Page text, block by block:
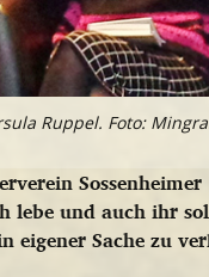
Ruppel. Foto:
Sossenheimer
lebe und auch ihr
eigener Sache zu